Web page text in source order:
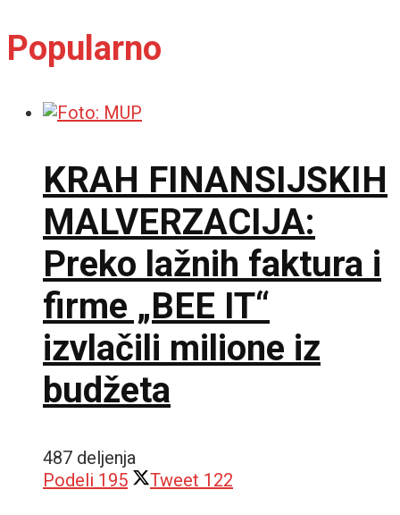
Popularno
KRAH FINANSIJSKIH
MALVERZACIJA:
Preko lažnih faktura i
firme „BEE IT“
izvlačili milione iz
budžeta
487 deljenja
Podeli 195 Tweet 122